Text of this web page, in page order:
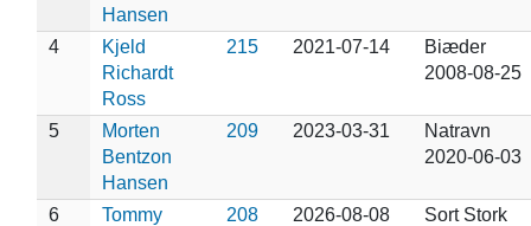
Hansen
4
Kjeld
Richardt
Ross
215 2021-07-14
Biæder
2008-08-25
5
Morten
Bentzon
Hansen
209 2023-03-31
Natravn
2020-06-03
6
Tommy
208 2026-08-08
Sort Stork